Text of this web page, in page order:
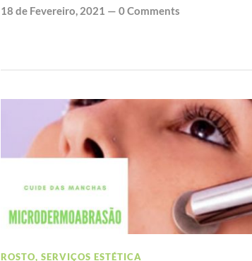
18 de Fevereiro, 2021 — 0 Comments
ROSTO, SERVIÇOS ESTÉTICA